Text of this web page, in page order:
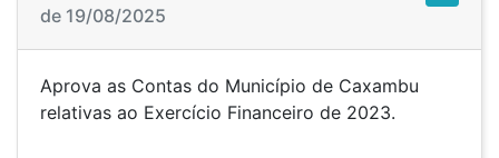
de 19/08/2025
Aprova as Contas do Município de Caxambu
relativas ao Exercício Financeiro de 2023.